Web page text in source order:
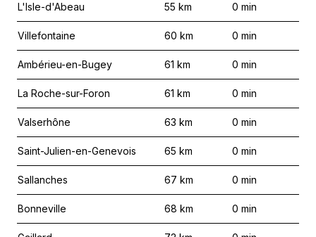
L'Isle-d'Abeau 55 km 0 min
Villefontaine 60 km 0 min
Ambérieu-en-Bugey 61 km 0 min
La Roche-sur-Foron 61 km 0 min
Valserhône 63 km 0 min
Saint-Julien-en-Genevois 65 km 0 min
Sallanches 67 km 0 min
Bonneville 68 km 0 min